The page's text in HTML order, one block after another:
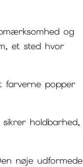
og
et sted hvor
farverne popper
holdbarhed,
nøje udformede